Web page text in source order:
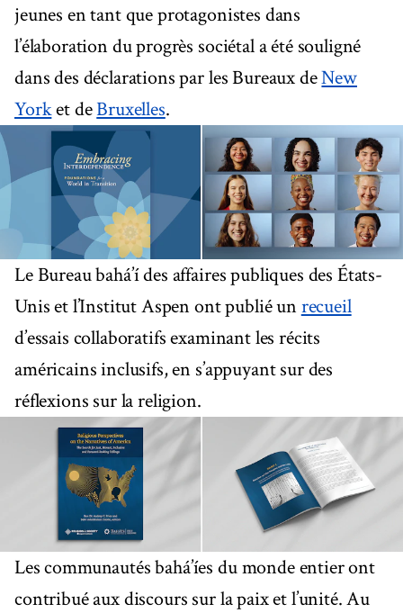
jeunes en tant que protagonistes dans
l’élaboration du progrès sociétal a été souligné
dans des déclarations par les Bureaux deNew
Yorket deBruxelles.
Le Bureau bahá’í des affaires publiques des États-
Unis et l’Institut Aspen ont publié un recueil
d’essais collaboratifs examinant les récits
américains inclusifs, en s’appuyant sur des
réflexions sur la religion.
Les communautés bahá’íes du monde entier ont
contribué aux discours sur la paix et l’unité. Au